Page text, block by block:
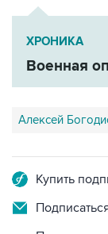
ХРОНИКА
Военная
Алексей
Купить